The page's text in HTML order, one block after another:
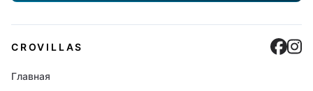
CROVILLAS
Главная